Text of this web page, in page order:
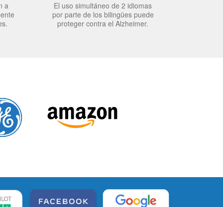
a
El uso simultáneo de 2 idiomas
por parte de los bilingües puede
proteger contra el Alzheimer.